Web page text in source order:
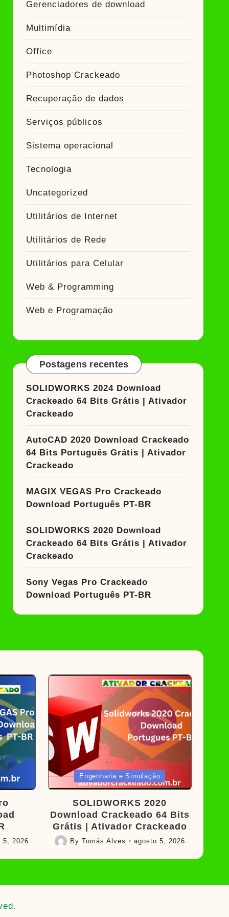
Gerenciadores de download
Multimídia
Office
Photoshop Crackeado
Recuperação de dados
Serviços públicos
Sistema operacional
Tecnologia
Uncategorized
Utilitários de Internet
Utilitários de Rede
Utilitários para Celular
Web & Programming
Web e Programação
Postagens recentes
SOLIDWORKS 2024 Download
Crackeado 64 Bits Grátis | Ativador
Crackeado
AutoCAD 2020 Download Crackeado
64 Bits Português Grátis | Ativador
Crackeado
MAGIX VEGAS Pro Crackeado
Download Português PT-BR
SOLIDWORKS 2020 Download
Crackeado 64 Bits Grátis | Ativador
Crackeado
Sony Vegas Pro Crackeado
Download Português PT-BR
5, 2026
Posted
in
Engenharia e Simulação
SOLIDWORKS 2020
Download Crackeado 64 Bits
Grátis | Ativador Crackeado
Posted
by
By Tomás Alves agosto 5, 2026